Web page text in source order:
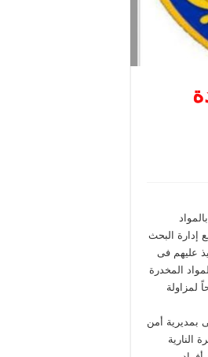
إدارة البحث
إتهام 3 منهم ومطلوب التنفيذ عليهم فى
المخدرة
لمزاولة
بمديرية أمن
النارية